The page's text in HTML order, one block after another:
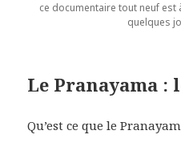
ce documentaire tout neuf
quelques
Le Pranayama :
Qu’est ce que le